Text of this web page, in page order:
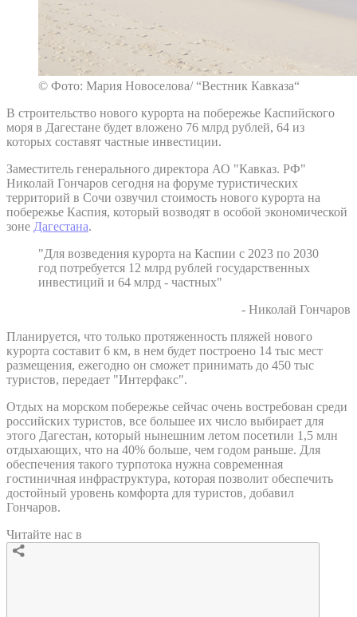
© Фото: Мария Новоселова/ “Вестник Кавказа“
В строительство нового курорта на побережье Каспийского
моря в Дагестане будет вложено 76 млрд рублей, 64 из
которых составят частные инвестиции.
Заместитель генерального директора АО "Кавказ. РФ"
Николай Гончаров сегодня на форуме туристических
территорий в Сочи озвучил стоимость нового курорта на
побережье Каспия, который возводят в особой экономической
зоне Дагестана.
"Для возведения курорта на Каспии с 2023 по 2030
год потребуется 12 млрд рублей государственных
инвестиций и 64 млрд - частных"
- Николай Гончаров
Планируется, что только протяженность пляжей нового
курорта составит 6 км, в нем будет построено 14 тыс мест
размещения, ежегодно он сможет принимать до 450 тыс
туристов, передает "Интерфакс".
Отдых на морском побережье сейчас очень востребован среди
российских туристов, все большее их число выбирает для
этого Дагестан, который нынешним летом посетили 1,5 млн
отдыхающих, что на 40% больше, чем годом раньше. Для
обеспечения такого турпотока нужна современная
гостиничная инфраструктура, которая позволит обеспечить
достойный уровень комфорта для туристов, добавил
Гончаров.
Читайте нас в